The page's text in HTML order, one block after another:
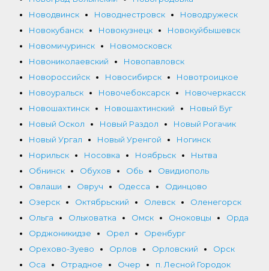
Новодвинск
Новоднестровск
Новодружеск
Новокубанск
Новокузнецк
Новокуйбышевск
Новомичуринск
Новомосковск
Новониколаевский
Новопавловск
Новороссийск
Новосибирск
Новотроицкое
Новоуральск
Новочебоксарск
Новочеркасск
Новошахтинск
Новошахтинский
Новый Буг
Новый Оскол
Новый Раздол
Новый Рогачик
Новый Ургал
Новый Уренгой
Ногинск
Норильск
Носовка Ноябрьск
Нытва
Обнинск
Обухов Обь
Овидиополь
Овлаши
Овруч Одесса
Одинцово
Озерск
Октябрьский Олевск
Оленегорск
Ольга
Ольховатка Омск Оноковцы
Орда
Орджоникидзе
Орел
Оренбург
Орехово-Зуево
Орлов Орловский
Орск
Оса
Отрадное Очер
п. Лесной Городок